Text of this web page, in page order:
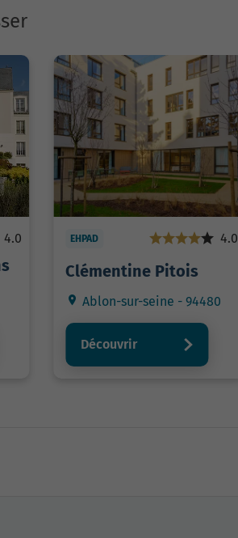
4.0 EHPAD 4.0
Clémentine Pitois
Ablon-sur-seine - 94480
Découvrir